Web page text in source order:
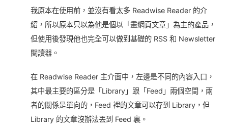
我原本在使用前，並沒有看太多 Readwise Reader 的介
紹，所以原本只以為他是個以「畫網頁文章」為主的產品，
但使用後發現他也完全可以做到基礎的 RSS 和 Newsletter
閱讀器。
在 Readwise Reader 主介面中，左邊是不同的內容入口，
其中最主要的區分是「Library」跟「Feed」兩個空間，兩
者的關係是單向的，Feed 裡的文章可以存到 Library，但
Library 的文章沒辦法丟到 Feed 裏。